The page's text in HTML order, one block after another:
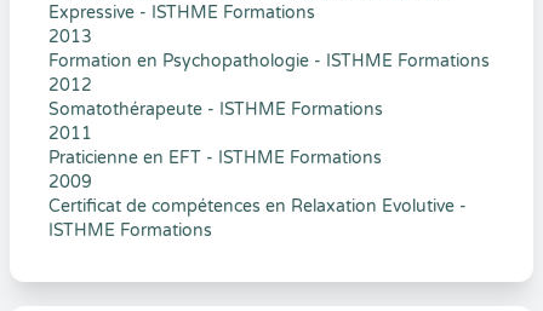
Expressive - ISTHME Formations
2013
Formation en Psychopathologie - ISTHME Formations
2012
Somatothérapeute - ISTHME Formations
2011
Praticienne en EFT - ISTHME Formations
2009
Certificat de compétences en Relaxation Evolutive -
ISTHME Formations